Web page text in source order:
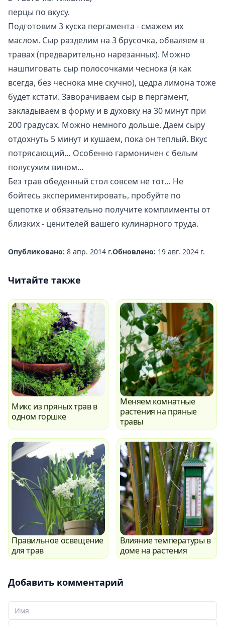
перцы по вкусу.
Подготовим 3 куска пергамента - смажем их
маслом. Сыр разделим на 3 брусочка, обваляем в
травах (предварительно нарезанных). Можно
нашпиговать сыр полосочками чеснока (я как
всегда, без чеснока мне скучно), цедра лимона тоже
будет кстати. Заворачиваем сыр в пергамент,
закладываем в форму и в духовку на 30 минут при
200 градусах. Можно немного дольше. Даем сыру
отдохнуть 5 минут и кушаем, пока он теплый. Вкус
потрясающий… Особенно гармоничен с белым
полусухим вином…
Без трав обеденный стол совсем не тот… Не
бойтесь экспериментировать, пробуйте по
щепотке и обязательно получите комплименты от
близких - ценителей вашего кулинарного труда.
Опубликовано: 8 апр. 2014 г.Обновлено: 19 авг. 2024 г.
Читайте также
Микс из пряных трав в
одном горшке
Меняем комнатные
растения на пряные
травы
Правильное освещение
для трав
Влияние температуры в
доме на растения
Добавить комментарий
Ваше Имя